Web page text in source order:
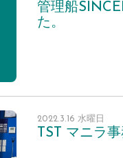
管理船
た。
2022.3.16 水曜日
TST マニラ